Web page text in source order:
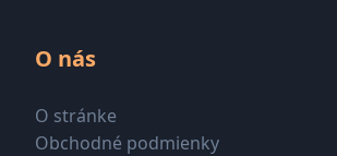
O nás
O stránke
Obchodné podmienky